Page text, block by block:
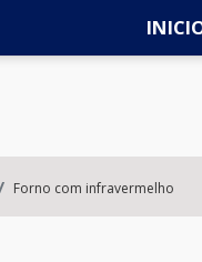
Forno com infravermelho